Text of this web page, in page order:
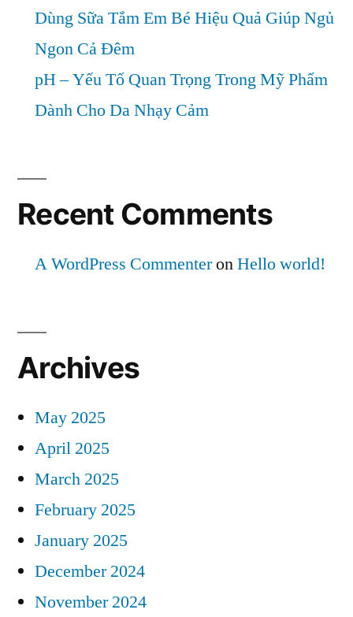
Dùng Sữa Tắm Em Bé Hiệu Quả Giúp Ngủ
Ngon Cả Đêm
pH – Yếu Tố Quan Trọng Trong Mỹ Phẩm
Dành Cho Da Nhạy Cảm
Recent Comments
A WordPress CommenteronHello world!
Archives
May 2025
April 2025
March 2025
February 2025
January 2025
December 2024
November 2024